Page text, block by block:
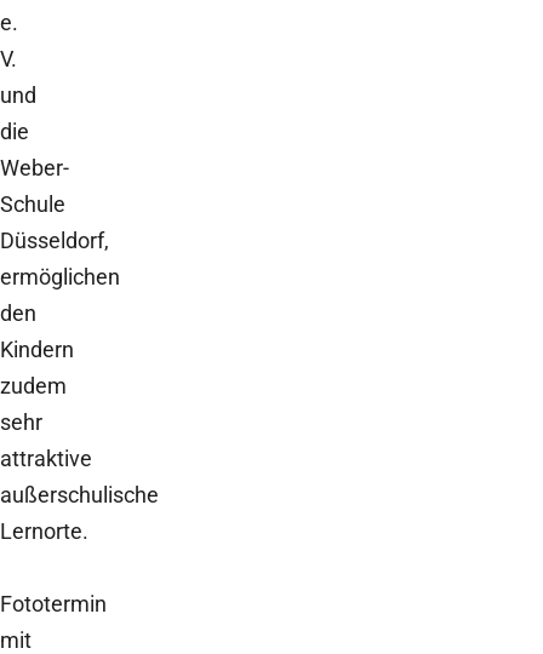
e.
V.
und
die
Weber-
Schule
Düsseldorf,
ermöglichen
den
Kindern
zudem
sehr
attraktive
außerschulische
Lernorte.
Fototermin
mit